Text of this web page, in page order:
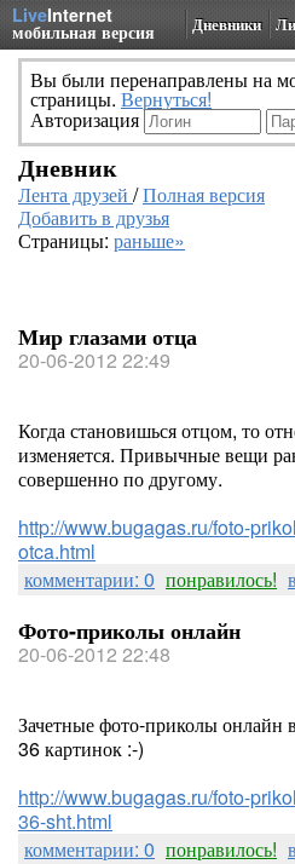
LiveInternet
мобильная версия Дневники
Вы были перенаправлены на
страницы. Вернуться!
Авторизация
Дневник
Лента друзей /Полная версия
Добавить в друзья
Страницы: раньше»
Мир глазами отца
20-06-2012 22:49
Когда становишься отцом, то
изменяется. Привычные вещи
совершенно по другому.
http://www.bugagas.ru/foto-
otca.html
комментарии: 0 понравилось!
Фото-приколы онлайн
20-06-2012 22:48
Зачетные фото-приколы онлайн
36 картинок :-)
http://www.bugagas.ru/foto-
36-sht.html
комментарии: 0 понравилось!